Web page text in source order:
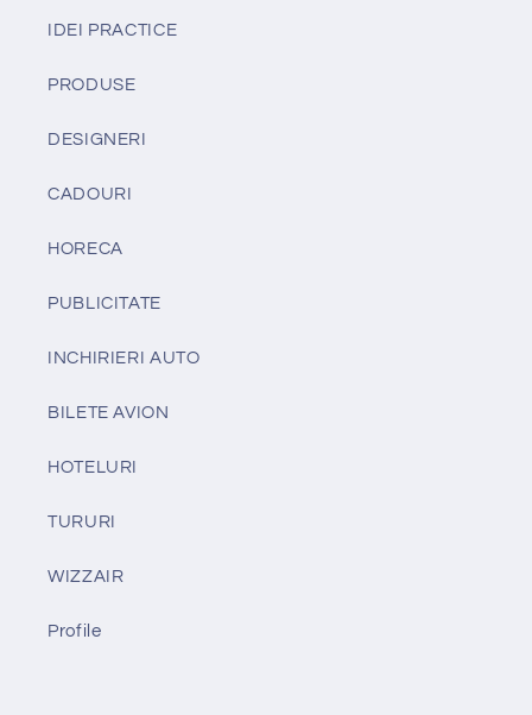
IDEI PRACTICE
PRODUSE
DESIGNERI
CADOURI
HORECA
PUBLICITATE
INCHIRIERI AUTO
BILETE AVION
HOTELURI
TURURI
WIZZAIR
Profile